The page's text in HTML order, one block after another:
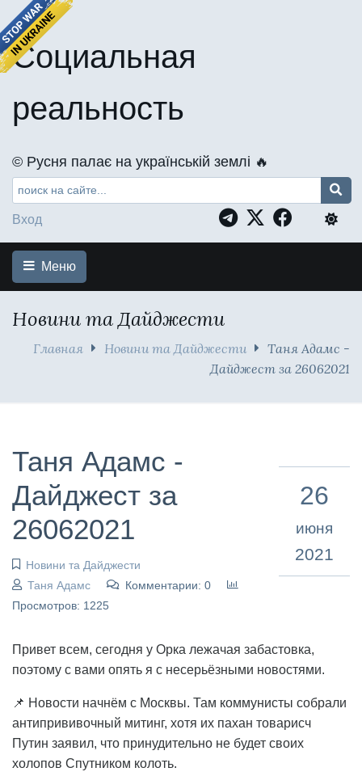
Социальная
реальность
©️ Русня палає на українській землі 🔥
Вход
Меню
Новини та Дайджести
Главная Новини та Дайджести
Таня Адамс -
Дайджест за 26062021
Таня Адамс -
Дайджест за
26062021
Новини та Дайджести
Таня Адамс
Комментарии: 0
Просмотров: 1225
26
июня
2021
Привет всем, сегодня у Орка лежачая забастовка,
поэтому с вами опять я с несерьёзными новостями.
📌 Новости начнём с Москвы. Там коммунисты собрали
антипрививочный митинг, хотя их пахан товарисч
Путин заявил, что принудительно не будет своих
холопов Спутником колоть.